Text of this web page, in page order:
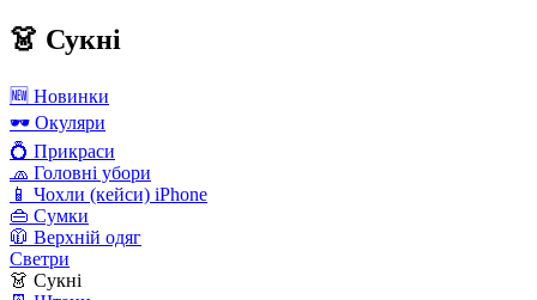
👗 Сукні
🆕 Новинки
🕶 Окуляри
💍 Прикраси
🧢 Головні убори
📱 Чохли (кейси) iPhone
👜 Сумки
🧥 Верхній одяг
Светри
👗 Сукні